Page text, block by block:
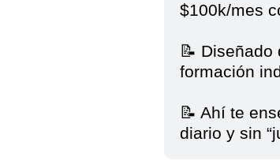
$100k/mes
📝
formación
📝 Ahí te
diario y sin